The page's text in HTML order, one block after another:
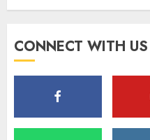
CONNECT WITH US